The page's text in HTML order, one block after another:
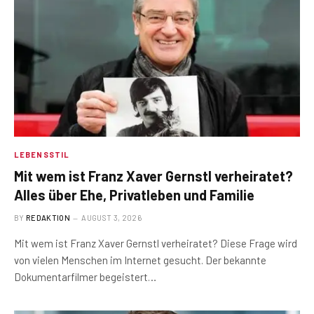
LEBENSSTIL
Mit wem ist Franz Xaver Gernstl verheiratet?
Alles über Ehe, Privatleben und Familie
BY REDAKTION AUGUST 3, 2026
Mit wem ist Franz Xaver Gernstl verheiratet? Diese Frage wird
von vielen Menschen im Internet gesucht. Der bekannte
Dokumentarfilmer begeistert…